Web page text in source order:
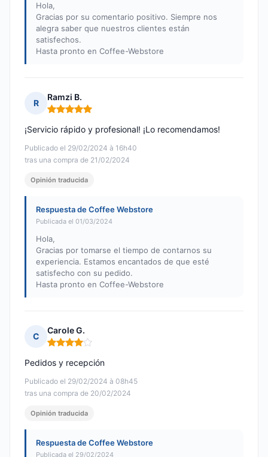
Hola,
Gracias por su comentario positivo. Siempre nos
alegra saber que nuestros clientes están
satisfechos.
Hasta pronto en Coffee-Webstore
R
Ramzi B.
Nota: 5 de 5
Publicado el 29/02/2024 à 16h40
tras una compra de 21/02/2024
¡Servicio rápido y profesional! ¡Lo recomendamos!
Opinión traducida
Respuesta de Coffee Webstore
Publicada el 01/03/2024
Hola,
Gracias por tomarse el tiempo de contarnos su
experiencia. Estamos encantados de que esté
satisfecho con su pedido.
Hasta pronto en Coffee-Webstore
C
Carole G.
Nota: 4 de 5
Publicado el 29/02/2024 à 08h45
tras una compra de 20/02/2024
Pedidos y recepción
Opinión traducida
Respuesta de Coffee Webstore
Publicada el 29/02/2024